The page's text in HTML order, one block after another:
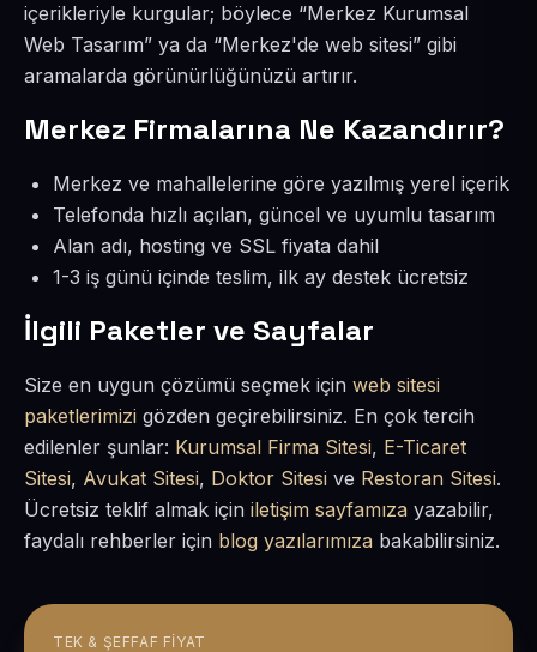
içerikleriyle kurgular; böylece “Merkez Kurumsal
Web Tasarım” ya da “Merkez'de web sitesi” gibi
aramalarda görünürlüğünüzü artırır.
Merkez Firmalarına Ne Kazandırır?
Merkez ve mahallelerine göre yazılmış yerel içerik
Telefonda hızlı açılan, güncel ve uyumlu tasarım
Alan adı, hosting ve SSL fiyata dahil
1-3 iş günü içinde teslim, ilk ay destek ücretsiz
İlgili Paketler ve Sayfalar
Size en uygun çözümü seçmek için web sitesi
paketlerimizi gözden geçirebilirsiniz. En çok tercih
edilenler şunlar: Kurumsal Firma Sitesi, E-Ticaret
Sitesi, Avukat Sitesi, Doktor Sitesi ve Restoran Sitesi.
Ücretsiz teklif almak için iletişim sayfamıza yazabilir,
faydalı rehberler için blog yazılarımıza bakabilirsiniz.
TEK & ŞEFFAF FIYAT